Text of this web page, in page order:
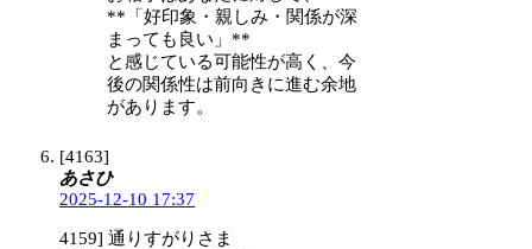
**「好印象・親しみ・関係が深
まっても良い」**
と感じている可能性が高く、今
後の関係性は前向きに進む余地
があります。
[4163]
あさひ
2025-12-10 17:37
4159] 通りすがりさま